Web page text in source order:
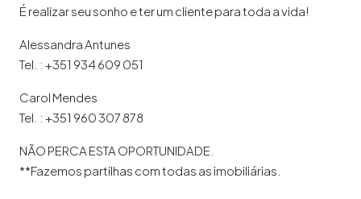
É realizar seu sonho e ter um cliente para toda a vida!
Alessandra Antunes
Tel. : +351 934 609 051
Carol Mendes
Tel. : +351 960 307 878
NÃO PERCA ESTA OPORTUNIDADE.
**Fazemos partilhas com todas as imobiliárias.